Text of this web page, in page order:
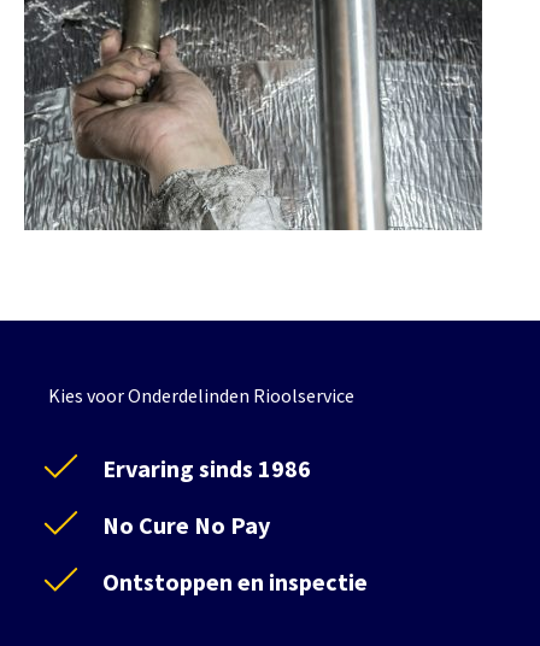
Kies voor Onderdelinden Rioolservice
Ervaring sinds 1986
No Cure No Pay
Ontstoppen en inspectie